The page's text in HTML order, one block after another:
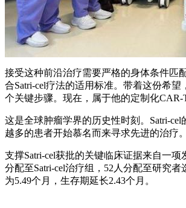
接受这种前沿治疗需要严格的身体条件匹
合Satri-cel疗法的适用标准。带着这份希
个关键步骤。现在，属于他的定制化
这是全球肿瘤学界的历史性时刻。Satri-
越多的患者开始慕名而来寻求先进的治疗。
支撑Satri-cel获批的关键临床证据来自一
分配至Satri-cel治疗组，52人分配至研究
为5.49个月，生存期延长2.43个月。